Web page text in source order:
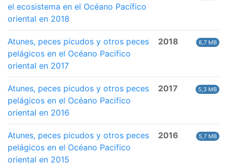
el ecosistema en el Océano Pacífico
oriental en 2018
Atunes, peces picudos y otros peces
pelágicos en el Océano Pacifico
oriental en 2017
2018 6,7 MB
Atunes, peces picudos y otros peces
pelágicos en el Océano Pacifico
oriental en 2016
2017 5,3 MB
Atunes, peces picudos y otros peces
pelágicos en el Océano Pacifico
oriental en 2015
2016 5,7 MB